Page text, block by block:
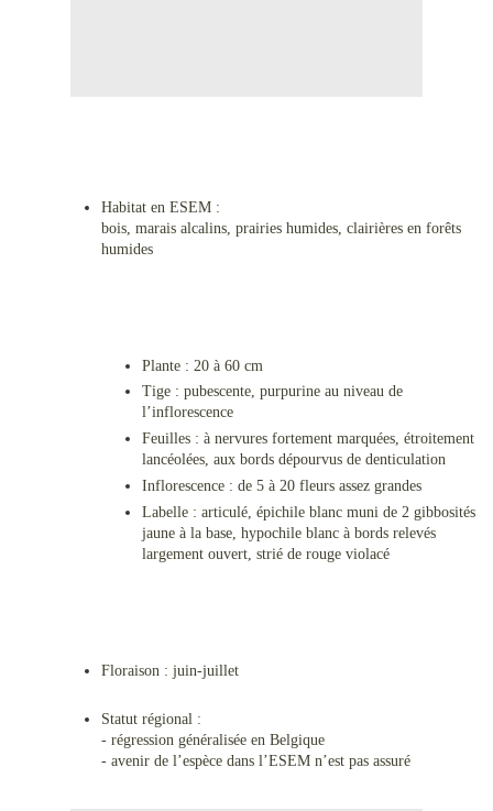
Habitat en ESEM :
bois, marais alcalins, prairies humides, clairières en forêts
humides
Plante : 20 à 60 cm
Tige : pubescente, purpurine au niveau de
l’inflorescence
Feuilles : à nervures fortement marquées, étroitement
lancéolées, aux bords dépourvus de denticulation
Inflorescence : de 5 à 20 fleurs assez grandes
Labelle : articulé, épichile blanc muni de 2 gibbosités
jaune à la base, hypochile blanc à bords relevés
largement ouvert, strié de rouge violacé
Floraison : juin-juillet
Statut régional :
- régression généralisée en Belgique
- avenir de l’espèce dans l’ESEM n’est pas assuré